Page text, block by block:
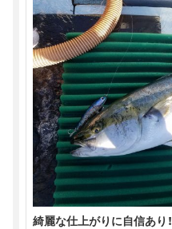
綺麗な仕上がりに自信あり！